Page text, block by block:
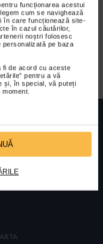
funcționarea acestui
cum se navighează
în care funcționează site-
în cazul căutărilor,
noștri folosesc
personalizată pe baza
fi de acord cu aceste
pentru a vă
și, în special, vă puteți
6, parter Bl. 42,